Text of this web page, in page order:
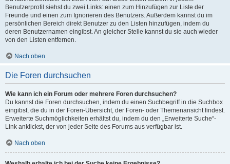
Benutzerprofil siehst du zwei Links: einen zum Hinzufügen zur Liste der
Freunde und einen zum Ignorieren des Benutzers. Außerdem kannst du im
persönlichen Bereich direkt Benutzer zu den Listen hinzufügen, indem du
deren Benutzernamen eingibst. An gleicher Stelle kannst du sie auch wieder
von den Listen entfernen.
Nach oben
Die Foren durchsuchen
Wie kann ich ein Forum oder mehrere Foren durchsuchen?
Du kannst die Foren durchsuchen, indem du einen Suchbegriff in die Suchbox
eingibst, die du in der Foren-Übersicht, der Foren- oder Themenansicht findest.
Erweiterte Suchmöglichkeiten erhältst du, indem du den „Erweiterte Suche“-
Link anklickst, der von jeder Seite des Forums aus verfügbar ist.
Nach oben